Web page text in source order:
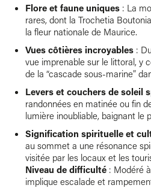
Flore et faune uniques : La
rares, dont la Trochetia
la fleur nationale de Maurice.
Vues côtières incroyables :
vue imprenable sur le littoral, y
de la “cascade sous-marine”
Levers et couchers de soleil
randonnées en matinée ou fin
lumière inoubliable, baignant le
Signification spirituelle et
au sommet a une résonance
visitée par les locaux et les
Niveau de difficulté : Modéré
implique escalade et